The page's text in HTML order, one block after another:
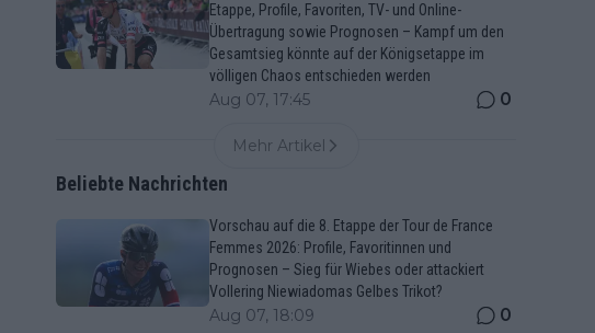
Etappe, Profile, Favoriten, TV- und Online-
Übertragung sowie Prognosen – Kampf um den
Gesamtsieg könnte auf der Königsetappe im
völligen Chaos entschieden werden
Aug 07, 17:45 0
Mehr Artikel
Beliebte Nachrichten
Vorschau auf die 8. Etappe der Tour de France
Femmes 2026: Profile, Favoritinnen und
Prognosen – Sieg für Wiebes oder attackiert
Vollering Niewiadomas Gelbes Trikot?
Aug 07, 18:09 0